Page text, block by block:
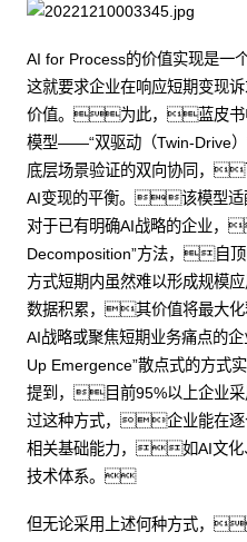
AI for Process的价值实现是
这就要求企业在响应短期变现
价值。为此，蓝皮书
模型——“双驱动（Twin-Drive
底层场景验证的双向协同，
AI变现的平衡。该模型
对于已有明确AI战略的企业，
Decomposition”方法，自
方式短期内虽然难以形成规模
数据积累，其价值将最大
AI战略或聚焦短期业务痛点
Up Emergence”散点式的方式
提到，目前95%以上企业
过这种方式，企业能在逐
相关基础能力，如AI文
技术体系。
但无论采用上述何种方式，